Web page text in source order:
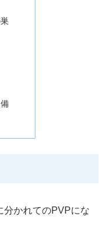
分かれてのPVPにな